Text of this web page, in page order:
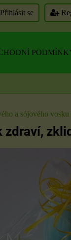
se
a sójového
zdraví,